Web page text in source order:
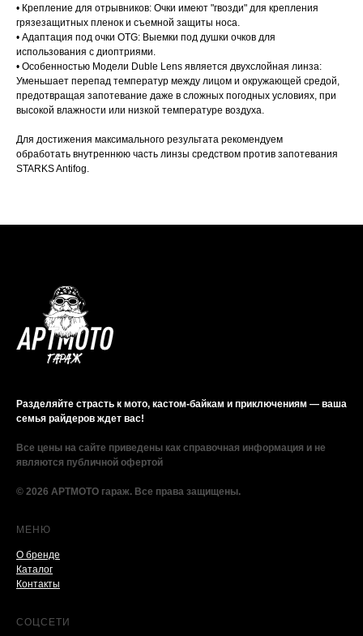
• Крепление для отрывников: Очки имеют "гвозди" для крепления
грязезащитных пленок и съемной защиты носа.
• Адаптация под очки OTG: Выемки под душки очков для
использования с диоптриями.
• Особенностью Модели Duble Lens является двухслойная линза:
Уменьшает перепад температур между лицом и окружающей средой,
предотвращая запотевание даже в сложных погодных условиях, при
высокой влажности или низкой температуре воздуха.
Для достижения максимального результата рекомендуем
обработать внутреннюю часть линзы средством против запотевания
STARKS Antifog.
Разделяйте страсть к мото, кастом-байкам и приключениям — ваша
семья райдеров ждет вас!
Все цены на сайте приведены как справочная информация и не
являются публичной офертой
© 2026 АРТМОТО гараж. Все права защищены.
МЕНЮ
О бренде
Каталог
Контакты
СОЦСЕТИ